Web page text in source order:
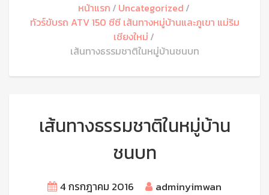
หน้าแรก
Uncategorized
ทัวร์ขับรถ ATV 150 ซีซี เส้นทางหมู่บ้านและภูเขา แม่ริม
เชียงใหม่
เส้นทางธรรมชาติในหมู่บ้านชนบท
เส้นทางธรรมชาติในหมู่บ้าน
ชนบท
4 กรกฎาคม 2016 adminyimwan